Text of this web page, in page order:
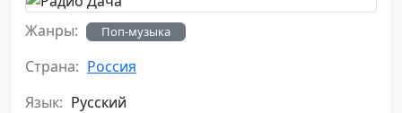
Жанры: Поп-музыка
Страна: Россия
Язык: Русский